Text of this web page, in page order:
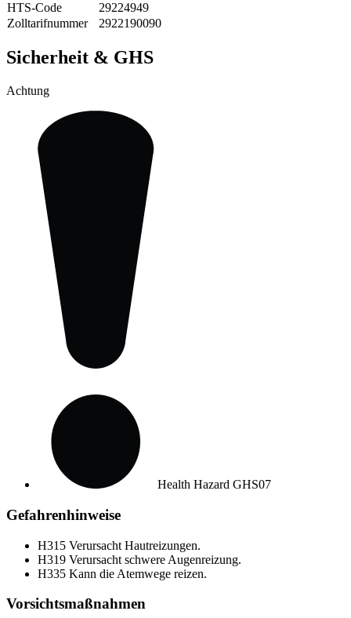
HTS-Code
29224949
Zolltarifnummer
2922190090
Sicherheit & GHS
Achtung
Health Hazard GHS07
Gefahrenhinweise
H315 Verursacht Hautreizungen.
H319 Verursacht schwere Augenreizung.
H335 Kann die Atemwege reizen.
Vorsichtsmaßnahmen